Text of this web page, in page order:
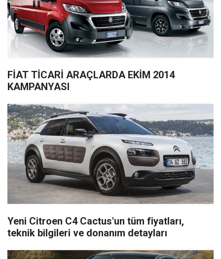
FİAT TİCARİ ARAÇLARDA EKİM 2014
KAMPANYASI
Yeni Citroen C4 Cactus'un tüm fiyatları,
teknik bilgileri ve donanım detayları